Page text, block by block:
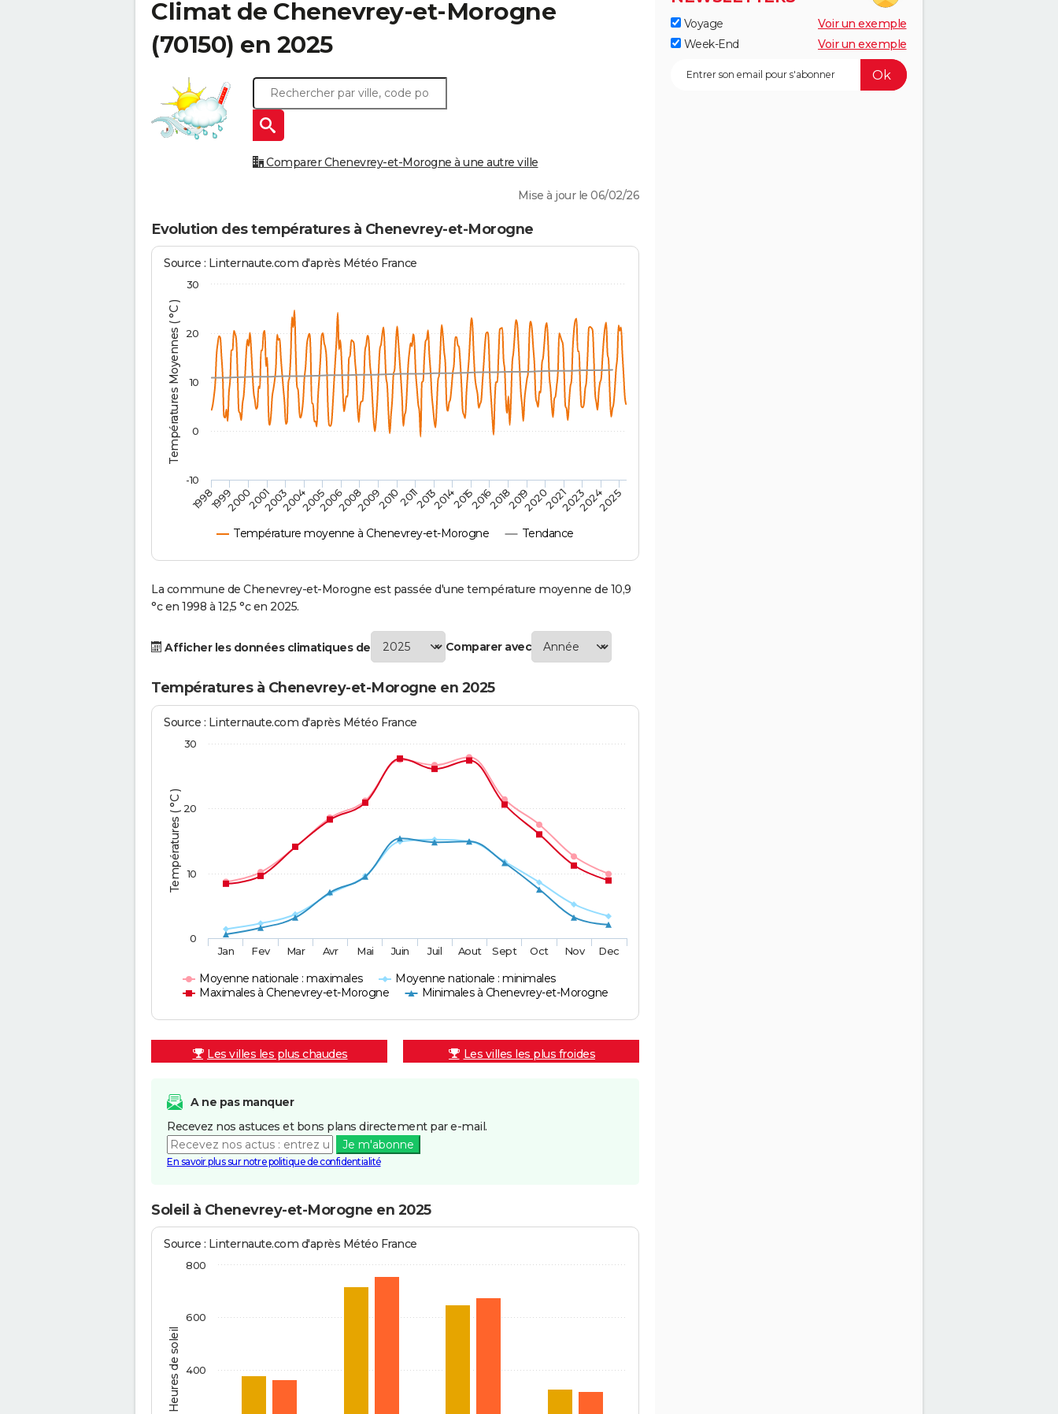
Climat de Chenevrey-et-Morogne
(70150) en 2025
Comparer Chenevrey-et-Morogne à une autre ville
Mise à jour le 06/02/26
Evolution des températures à Chenevrey-et-Morogne
Températures Moyennes ( °C )
Source : Linternaute.com d'après Météo France
Température moyenne à Chenevrey-et-Morogne Tendance
1998 2014
199920002001200320042005200620082009201020112013 201520162018201920202021202320242025
-10
0
10
20
30
La commune de Chenevrey-et-Morogne est passée d'une température moyenne de 10,9
°c en 1998 à 12,5 °c en 2025.
Afficher les données climatiques de Comparer avec
Températures à Chenevrey-et-Morogne en 2025
Températures ( °C )
Source : Linternaute.com d'après Météo France
Moyenne nationale : maximales
Moyenne nationale : minimales
Maximales à Chenevrey-et-Morogne
Minimales à Chenevrey-et-Morogne
Jan Fev Mar Avr Mai Juin Juil Aout Sept Oct Nov Dec
0
10
20
30
Les villes les plus chaudes Les villes les plus froides
A ne pas manquer
Recevez nos astuces et bons plans directement par e-mail.
Je m'abonne
En savoir plus sur notre politique de confidentialité
Soleil à Chenevrey-et-Morogne en 2025
Heures de soleil
Source : Linternaute.com d'après Météo France
400
600
800
Voyage
Voir un exemple
Week-End
Voir un exemple